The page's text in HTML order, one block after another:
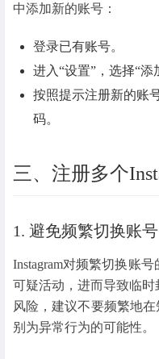
中添加新的账号：
登录已有账号。
进入“设置”，选择“添
按照提示注册新的账
码。
三、注册多个
1. 避免频繁切换账号
Instagram对频繁切换账
可疑活动，进而导致临
风险，建议不要频繁地在
别为异常行为的可能性。